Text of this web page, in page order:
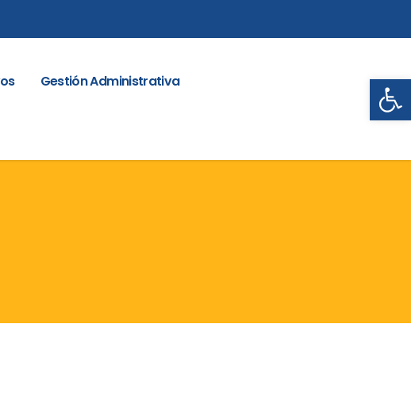
Gestión Administrativa